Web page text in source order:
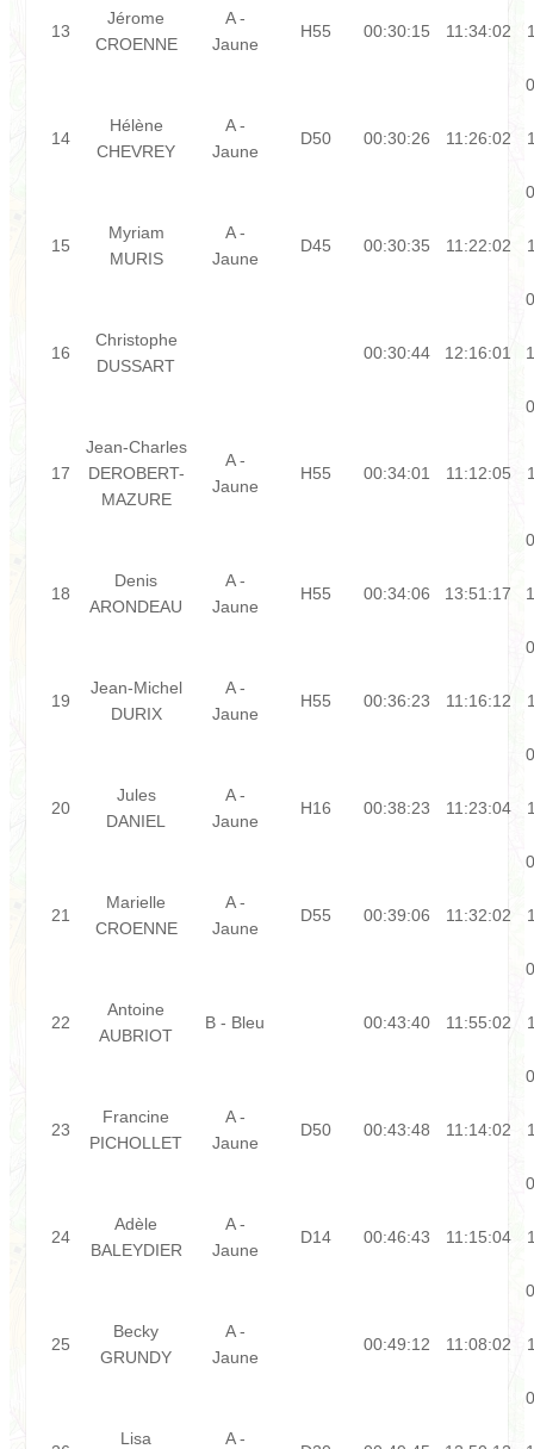
13
Jérome
CROENNE
A -
Jaune
H55 00:30:15 11:34:02
14
Hélène
CHEVREY
A -
Jaune
D50 00:30:26 11:26:02
15
Myriam
MURIS
A -
Jaune
D45 00:30:35 11:22:02
16
Christophe
DUSSART
00:30:44 12:16:01
17
Jean-Charles
DEROBERT-
MAZURE
A -
Jaune
H55 00:34:01 11:12:05
18
Denis
ARONDEAU
A -
Jaune
H55 00:34:06 13:51:17
19
Jean-Michel
DURIX
A -
Jaune
H55 00:36:23 11:16:12
20
Jules
DANIEL
A -
Jaune
H16 00:38:23 11:23:04
21
Marielle
CROENNE
A -
Jaune
D55 00:39:06 11:32:02
22
Antoine
AUBRIOT
B - Bleu 00:43:40 11:55:02
23
Francine
PICHOLLET
A -
Jaune
D50 00:43:48 11:14:02
24
Adèle
BALEYDIER
A -
Jaune
D14 00:46:43 11:15:04
25
Becky
GRUNDY
A -
Jaune
00:49:12 11:08:02
Lisa A -